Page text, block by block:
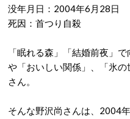
没年月日：2004年6月28日
死因：首つり自殺
「眠れる森」「結婚前夜」
や「おいしい関係」、「氷
さん。
そんな野沢尚さんは、2004